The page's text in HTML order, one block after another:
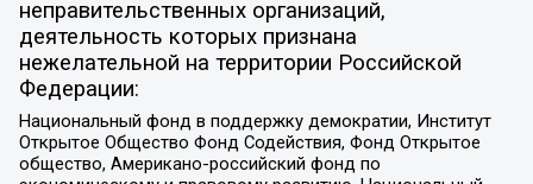
неправительственных организаций,
деятельность которых признана
нежелательной на территории Российской
Федерации:
Национальный фонд в поддержку демократии, Институт
Открытое Общество Фонд Содействия, Фонд Открытое
общество, Американо-российский фонд по